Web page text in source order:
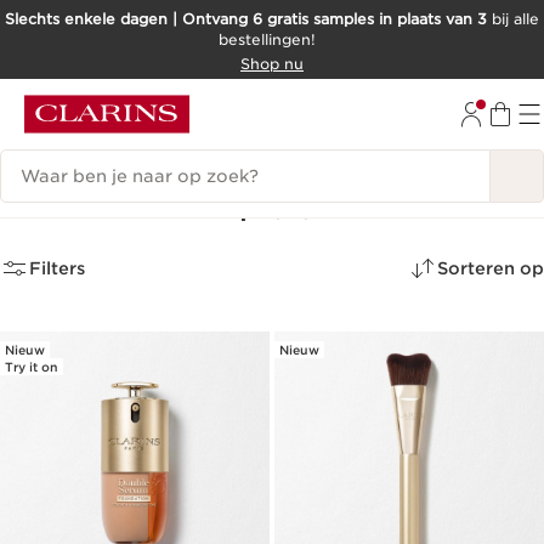
DOORGAAN NAAR INHOUD
Slechts enkele dagen | Ontvang 6 gratis samples in plaats van 3 bij alle
bestellingen!
Shop nu
Zoekgeschiedenis
Nieuwe make-up (16)
Filters Sorteren op
Nieuw
Try it on
Nieuw